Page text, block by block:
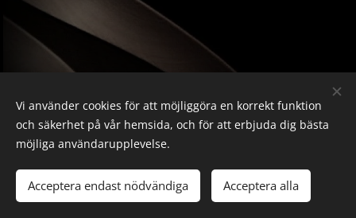
Bilder frånPexels
Cookies
Vi använder cookies för att möjliggöra en korrekt funktion
och säkerhet på vår hemsida, och för att erbjuda dig bästa
möjliga användarupplevelse.
Acceptera endast nödvändiga Acceptera alla